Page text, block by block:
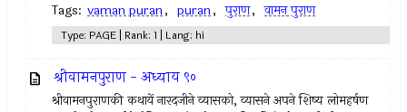
Tags: vaman puran, puran, पुराण, वामन पुराण
Type: PAGE | Rank: 1 | Lang: hi
श्रीवामनपुराण - अध्याय ९०
श्रीवामनपुराणकी कथायें नारदजीने व्यासको, व्यासने अपने शिष्य लोमहर्षण